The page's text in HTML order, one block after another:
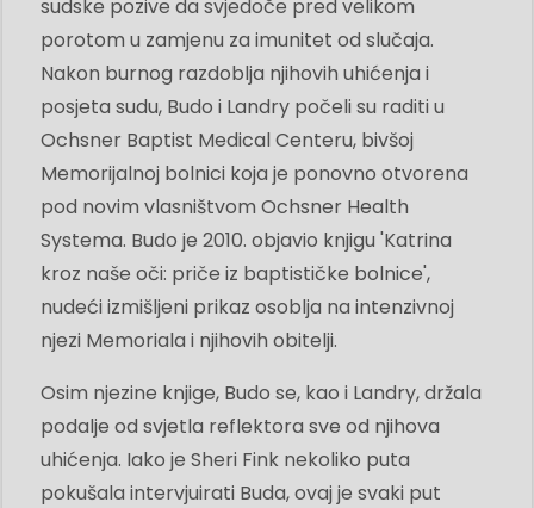
sudske pozive da svjedoče pred velikom
porotom u zamjenu za imunitet od slučaja.
Nakon burnog razdoblja njihovih uhićenja i
posjeta sudu, Budo i Landry počeli su raditi u
Ochsner Baptist Medical Centeru, bivšoj
Memorijalnoj bolnici koja je ponovno otvorena
pod novim vlasništvom Ochsner Health
Systema. Budo je 2010. objavio knjigu 'Katrina
kroz naše oči: priče iz baptističke bolnice',
nudeći izmišljeni prikaz osoblja na intenzivnoj
njezi Memoriala i njihovih obitelji.
Osim njezine knjige, Budo se, kao i Landry, držala
podalje od svjetla reflektora sve od njihova
uhićenja. Iako je Sheri Fink nekoliko puta
pokušala intervjuirati Buda, ovaj je svaki put